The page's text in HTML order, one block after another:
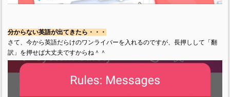
分からない英語が出てきたら・・・
さて、今から英語だらけのワンライバーを入れるのですが、長押しして「翻
訳」を押せば大丈夫ですからね＾＾